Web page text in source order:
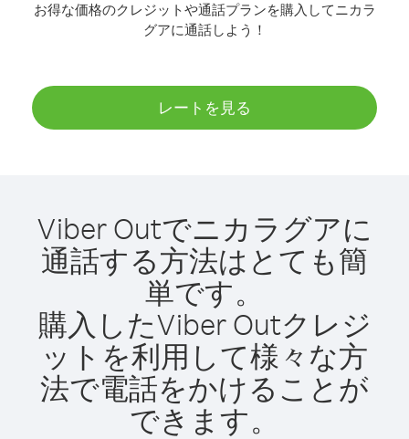
お得な価格のクレジットや通話プランを購入してニカラ
グアに通話しよう！
レートを見る
Viber Outでニカラグアに
通話する方法はとても簡
単です。
購入したViber Outクレジ
ットを利用して様々な方
法で電話をかけることが
できます。